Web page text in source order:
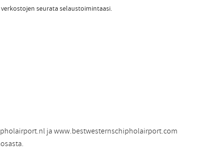
seurata selaustoimintaasi.
ja www.bestwesternschipholairport.com